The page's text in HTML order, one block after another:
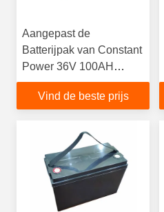
Aangepast de
Batterijpak van Constant
Power 36V 100AH
LiFePO4
Vind de beste prijs